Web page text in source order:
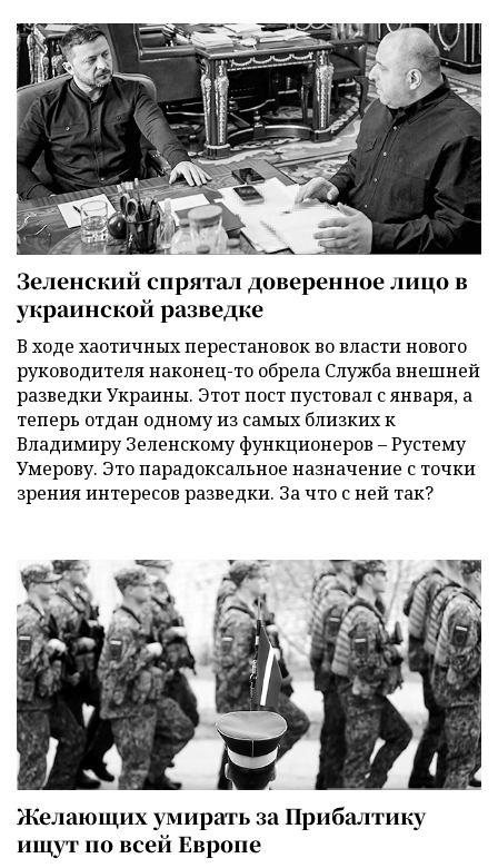
Зеленский спрятал доверенное лицо в
украинской разведке
В ходе хаотичных перестановок во власти нового
руководителя наконец-то обрела Служба внешней
разведки Украины. Этот пост пустовал с января, а
теперь отдан одному из самых близких к
Владимиру Зеленскому функционеров – Рустему
Умерову. Это парадоксальное назначение с точки
зрения интересов разведки. За что с ней так?
Желающих умирать за Прибалтику
ищут по всей Европе